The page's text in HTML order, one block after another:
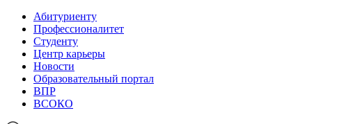
Абитуриенту
Профессионалитет
Студенту
Центр карьеры
Новости
Образовательный портал
ВПР
ВСОКО